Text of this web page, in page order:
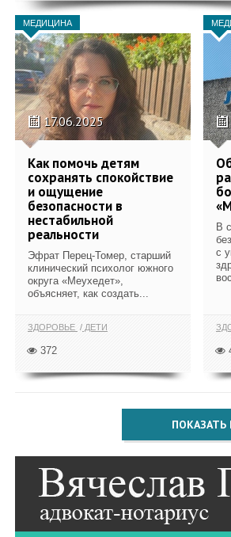
МЕДИЦИНА
17.06.2025
Как помочь детям
сохранять спокойствие
и ощущение
безопасности в
нестабильной
реальности
Эфрат Перец-Томер, старший
клинический психолог южного
округа «Меухедет»,
объясняет, как создать...
ЗДОРОВЬЕ ДЕТИ
372
В
с